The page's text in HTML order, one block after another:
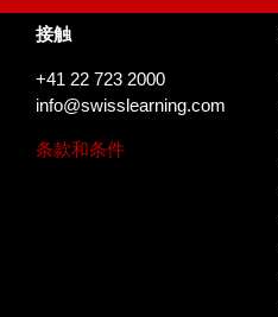
接触
+41 22 723 2000
info@swisslearning.com
条款和条件